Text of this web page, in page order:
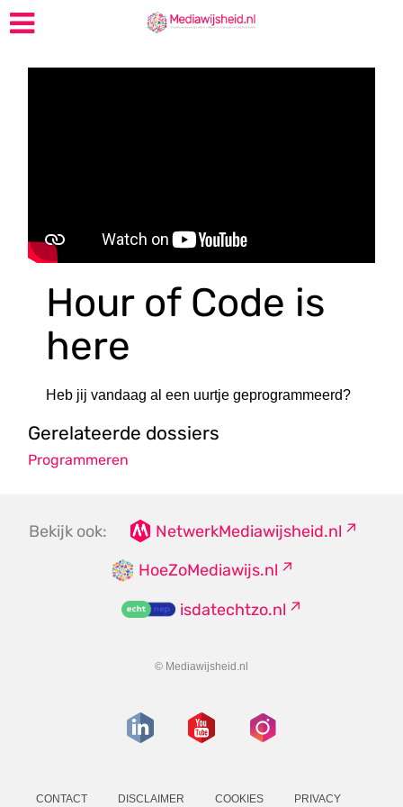
Hour of Code is
here
Heb jij vandaag al een uurtje geprogrammeerd?
Gerelateerde dossiers
Programmeren
Bekijk ook:
NetwerkMediawijsheid.nl
HoeZoMediawijs.nl
isdatechtzo.nl
© Mediawijsheid.nl
CONTACT DISCLAIMER COOKIES PRIVACY